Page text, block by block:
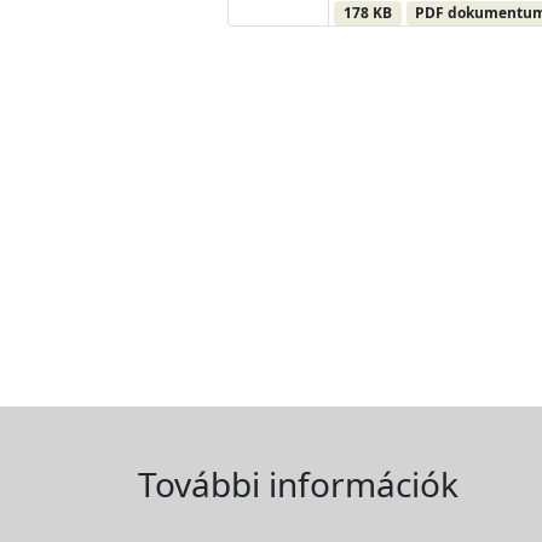
178 KB PDF
További információk